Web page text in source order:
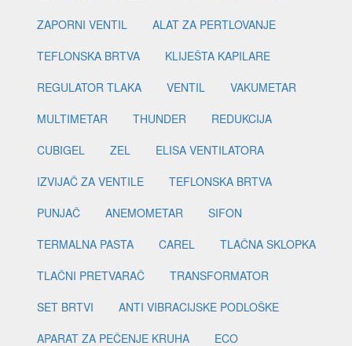
ZAPORNI VENTIL
ALAT ZA PERTLOVANJE
TEFLONSKA BRTVA
KLIJEŠTA KAPILARE
REGULATOR TLAKA
VENTIL
VAKUMETAR
MULTIMETAR
THUNDER
REDUKCIJA
CUBIGEL
ZEL
ELISA VENTILATORA
IZVIJAČ ZA VENTILE
TEFLONSKA BRTVA
PUNJAČ
ANEMOMETAR
SIFON
TERMALNA PASTA
CAREL
TLAČNA SKLOPKA
TLAČNI PRETVARAČ
TRANSFORMATOR
SET BRTVI
ANTI VIBRACIJSKE PODLOŠKE
APARAT ZA PEČENJE KRUHA
ECO